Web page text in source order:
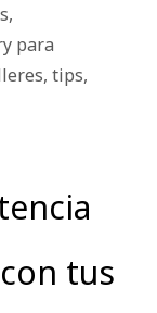
,
para
, tips,
tus